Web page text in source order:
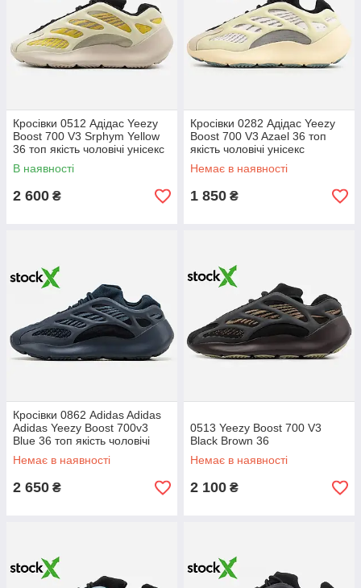
Кросівки 0512 Адідас Yeezy
Boost 700 V3 Srphym Yellow
36 топ якість чоловічі унісекс
В наявності
2 600 ₴
Кросівки 0282 Адідас Yeezy
Boost 700 V3 Azael 36 топ
якість чоловічі унісекс
Немає в наявності
1 850 ₴
Кросівки 0862 Adidas Adidas
Adidas Yeezy Boost 700v3
Blue 36 топ якість чоловічі
унісекс
Немає в наявності
2 650 ₴
0513 Yeezy Boost 700 V3
Black Brown 36
Немає в наявності
2 100 ₴